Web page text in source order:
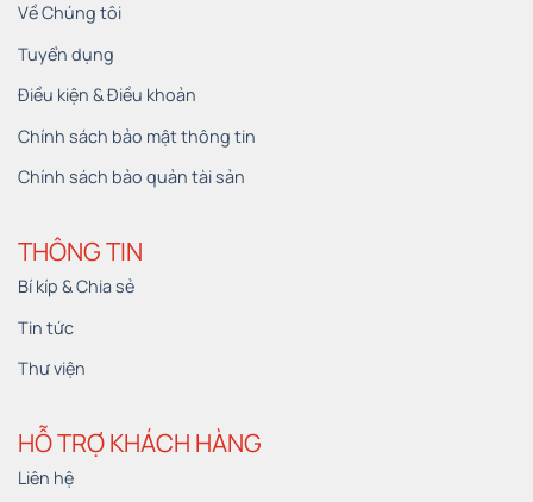
Về Chúng tôi
Tuyển dụng
Điều kiện & Điều khoản
Chính sách bảo mật thông tin
Chính sách bảo quản tài sản
THÔNG TIN
Bí kíp & Chia sẻ
Tin tức
Thư viện
HỖ TRỢ KHÁCH HÀNG
Liên hệ